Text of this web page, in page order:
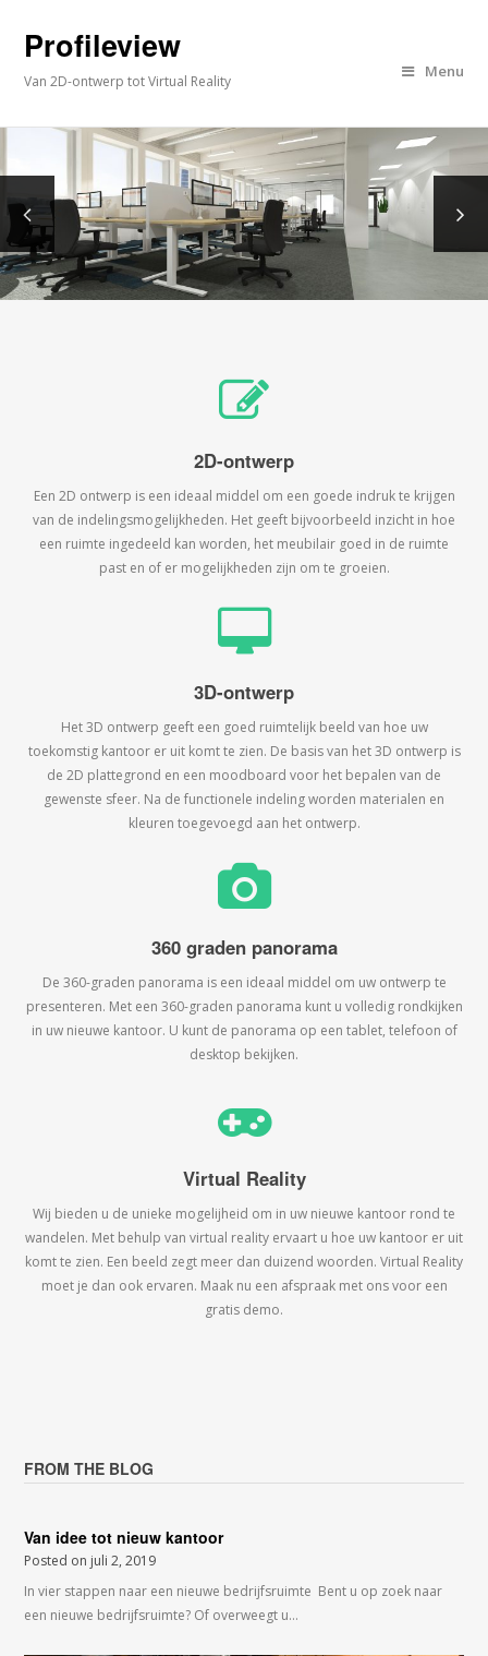
Profileview
Van 2D-ontwerp tot Virtual Reality
Menu
2D-ontwerp
Een 2D ontwerp is een ideaal middel om een goede indruk te krijgen
van de indelingsmogelijkheden. Het geeft bijvoorbeeld inzicht in hoe
een ruimte ingedeeld kan worden, het meubilair goed in de ruimte
past en of er mogelijkheden zijn om te groeien.
3D-ontwerp
Het 3D ontwerp geeft een goed ruimtelijk beeld van hoe uw
toekomstig kantoor er uit komt te zien. De basis van het 3D ontwerp is
de 2D plattegrond en een moodboard voor het bepalen van de
gewenste sfeer. Na de functionele indeling worden materialen en
kleuren toegevoegd aan het ontwerp.
360 graden panorama
De 360-graden panorama is een ideaal middel om uw ontwerp te
presenteren. Met een 360-graden panorama kunt u volledig rondkijken
in uw nieuwe kantoor. U kunt de panorama op een tablet, telefoon of
desktop bekijken.
Virtual Reality
Wij bieden u de unieke mogelijheid om in uw nieuwe kantoor rond te
wandelen. Met behulp van virtual reality ervaart u hoe uw kantoor er uit
komt te zien. Een beeld zegt meer dan duizend woorden. Virtual Reality
moet je dan ook ervaren. Maak nu een afspraak met ons voor een
gratis demo.
FROM THE BLOG
Van idee tot nieuw kantoor
Posted on juli 2, 2019
In vier stappen naar een nieuwe bedrijfsruimte Bent u op zoek naar
een nieuwe bedrijfsruimte? Of overweegt u…